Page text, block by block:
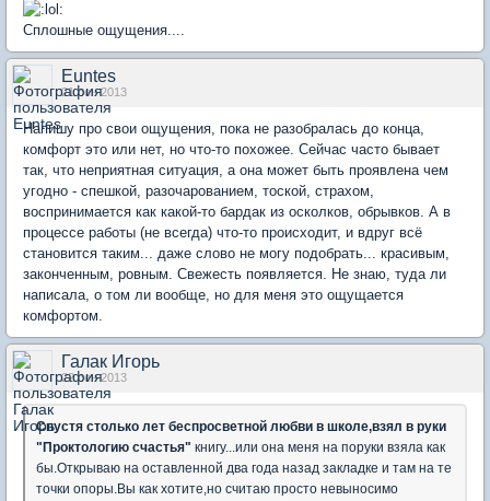
Сплошные ощущения....
Euntes
21 сен 2013
Напишу про свои ощущения, пока не разобралась до конца,
комфорт это или нет, но что-то похожее. Сейчас часто бывает
так, что неприятная ситуация, а она может быть проявлена чем
угодно - спешкой, разочарованием, тоской, страхом,
воспринимается как какой-то бардак из осколков, обрывков. А в
процессе работы (не всегда) что-то происходит, и вдруг всё
становится таким... даже слово не могу подобрать... красивым,
законченным, ровным. Свежесть появляется. Не знаю, туда ли
написала, о том ли вообще, но для меня это ощущается
комфортом.
Галак Игорь
22 сен 2013
Спустя столько лет беспросветной любви в школе,взял в руки
"Проктологию счастья" книгу...или она меня на поруки взяла как
бы.Открываю на оставленной два года назад закладке и там на те
точки опоры.Вы как хотите,но считаю просто невыносимо